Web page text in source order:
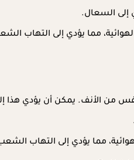
إلى السعال.
مما يؤدي إلى التهاب
من الأنف. يمكن أن يؤدي
مما يؤدي إلى التهاب